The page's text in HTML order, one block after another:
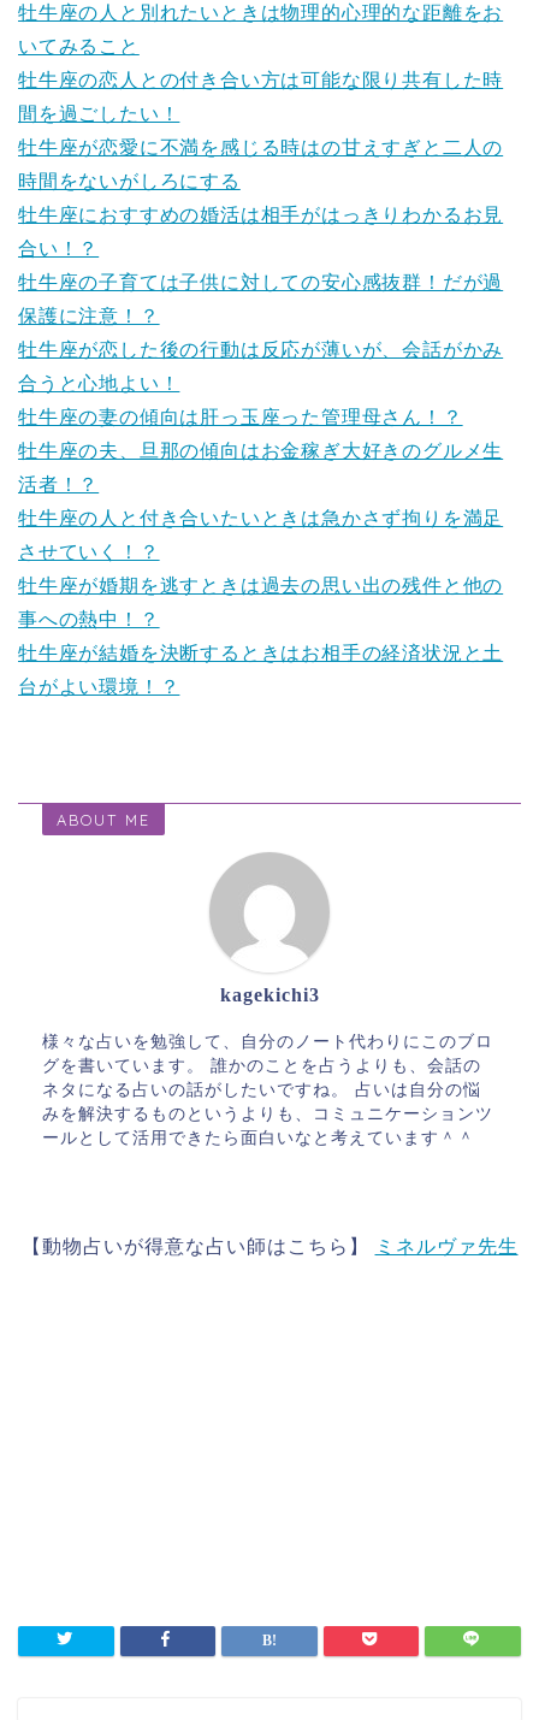
牡牛座の人と別れたいときは物理的心理的な距離をお
いてみること
牡牛座の恋人との付き合い方は可能な限り共有した時
間を過ごしたい！
牡牛座が恋愛に不満を感じる時はの甘えすぎと二人の
時間をないがしろにする
牡牛座におすすめの婚活は相手がはっきりわかるお見
合い！？
牡牛座の子育ては子供に対しての安心感抜群！だが過
保護に注意！？
牡牛座が恋した後の行動は反応が薄いが、会話がかみ
合うと心地よい！
牡牛座の妻の傾向は肝っ玉座った管理母さん！？
牡牛座の夫、旦那の傾向はお金稼ぎ大好きのグルメ生
活者！？
牡牛座の人と付き合いたいときは急かさず拘りを満足
させていく！？
牡牛座が婚期を逃すときは過去の思い出の残件と他の
事への熱中！？
牡牛座が結婚を決断するときはお相手の経済状況と土
台がよい環境！？
ABOUT ME
kagekichi3
様々な占いを勉強して、自分のノート代わりにこのブロ
グを書いています。 誰かのことを占うよりも、会話の
ネタになる占いの話がしたいですね。 占いは自分の悩
みを解決するものというよりも、コミュニケーションツ
ールとして活用できたら面白いなと考えています＾＾
【動物占いが得意な占い師はこちら】 ミネルヴァ先生